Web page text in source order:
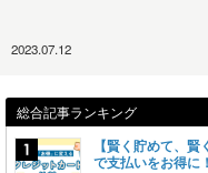
2023.07.12
総合記事ランキング
【賢く貯めて、
で支払いをお得に